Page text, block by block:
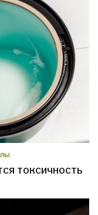
токсичность